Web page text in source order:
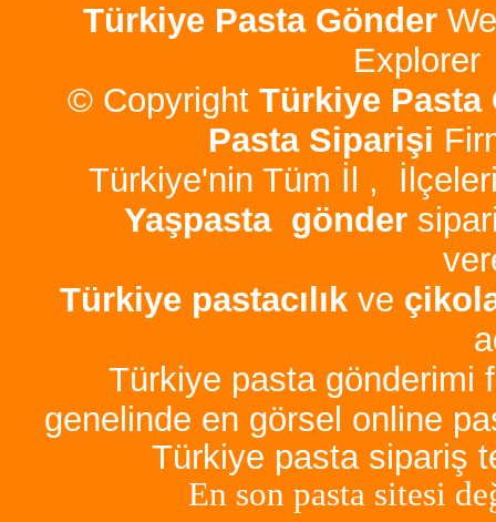
Türkiye Pasta Gönder
Explorer
© Copyright Türkiye Pasta
Pasta Siparişi
Türkiye'nin Tüm İl ,
Yaşpasta gönder
Türkiye pastacılık ve
Türkiye pasta gönderimi
genelinde en görsel online
Türkiye pasta sipariş
En son pasta sitesi